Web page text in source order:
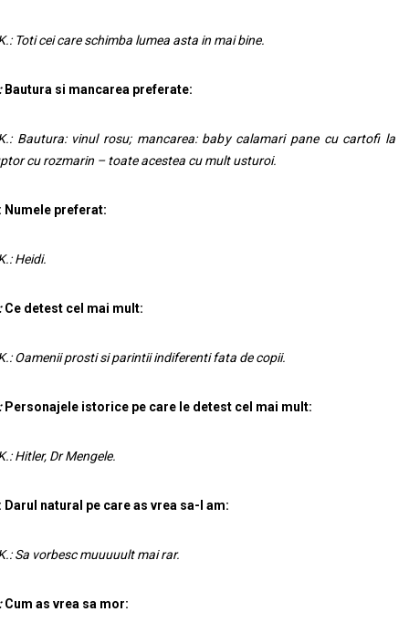
Toti cei care schimba lumea asta in mai bine.
Bautura si mancarea preferate:
Bautura: vinul rosu; mancarea: baby calamari pane cu cartofi la
cu rozmarin – toate acestea cu mult usturoi.
Numele preferat:
Heidi.
Ce detest cel mai mult:
Oamenii prosti si parintii indiferenti fata de copii.
Personajele istorice pe care le detest cel mai mult:
Hitler, Dr Mengele.
Darul natural pe care as vrea sa-l am:
Sa vorbesc muuuuult mai rar.
Cum as vrea sa mor: